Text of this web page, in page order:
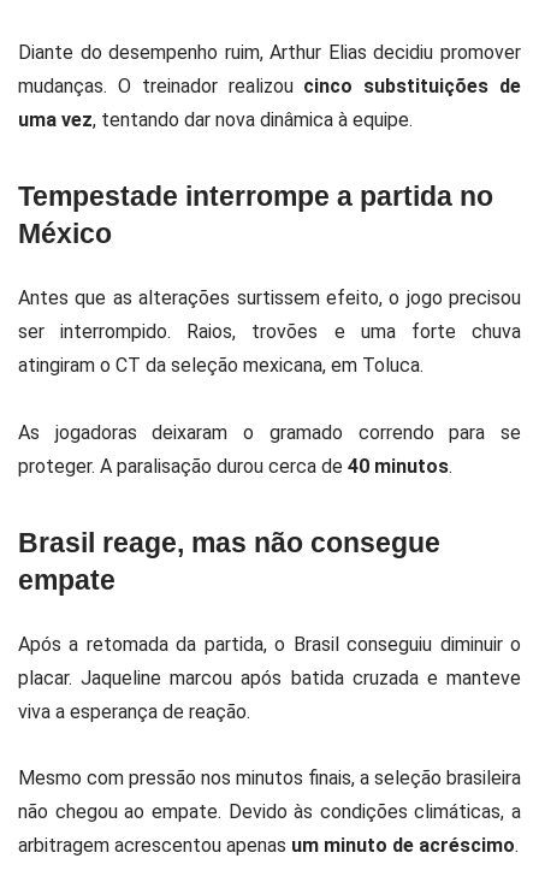
Diante do desempenho ruim, Arthur Elias decidiu promover
mudanças. O treinador realizou cinco substituições de
uma vez, tentando dar nova dinâmica à equipe.
Tempestade interrompe a partida no
México
Antes que as alterações surtissem efeito, o jogo precisou
ser interrompido. Raios, trovões e uma forte chuva
atingiram o CT da seleção mexicana, em Toluca.
As jogadoras deixaram o gramado correndo para se
proteger. A paralisação durou cerca de 40 minutos.
Brasil reage, mas não consegue
empate
Após a retomada da partida, o Brasil conseguiu diminuir o
placar. Jaqueline marcou após batida cruzada e manteve
viva a esperança de reação.
Mesmo com pressão nos minutos finais, a seleção brasileira
não chegou ao empate. Devido às condições climáticas, a
arbitragem acrescentou apenas um minuto de acréscimo.